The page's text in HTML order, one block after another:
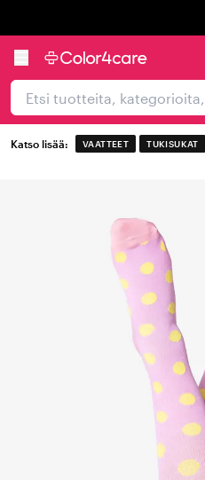
Katso lisää: VAATTEET TUKISUKAT